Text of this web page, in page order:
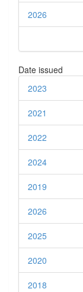
2026
Date issued
2023
2021
2022
2024
2019
2026
2025
2020
2018